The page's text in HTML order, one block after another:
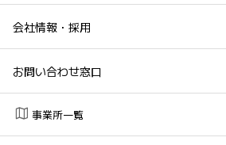
会社情報・採用
お問い合わせ窓口
map 事業所一覧